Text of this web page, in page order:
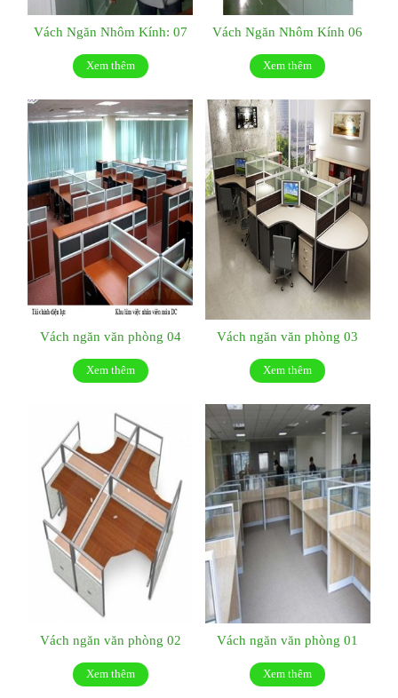
Vách Ngăn Nhôm Kính: 07
Xem thêm
Vách Ngăn Nhôm Kính 06
Xem thêm
Vách ngăn văn phòng 04
Xem thêm
Vách ngăn văn phòng 03
Xem thêm
Vách ngăn văn phòng 02
Xem thêm
Vách ngăn văn phòng 01
Xem thêm